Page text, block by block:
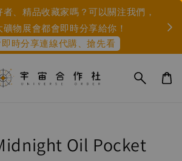
、精品收藏家嗎？可以關注我們，
物展會都會即時分享給你！
即時分享連線代購、搶先看
身
Oil Pocket